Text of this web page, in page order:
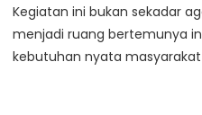
Kegiatan ini bukan sekadar
menjadi ruang bertemunya
kebutuhan nyata